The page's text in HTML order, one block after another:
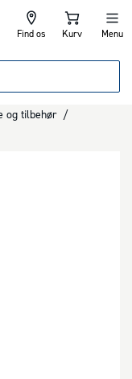
Find os Kurv Menu
og tilbehør /